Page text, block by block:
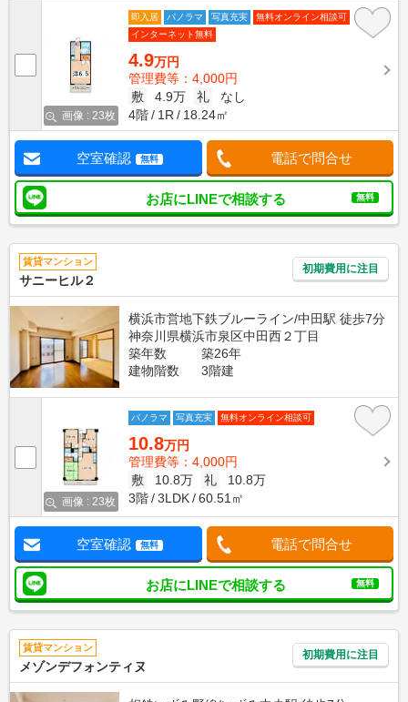
画像 : 23枚
即入居 パノラマ 写真充実
無料オンライン相談可
インターネット無料
4.9万円
管理費等：4,000円
敷
4.9万 礼
なし
4階
1R 18.24㎡
空室確認 無料 電話で問合せ
お店にLINEで相談する 無料
賃貸マンション
サニーヒル２
初期費用に注目
横浜市営地下鉄ブルーライン/中田駅 徒歩7分
神奈川県横浜市泉区中田西２丁目
築年数
築26年
建物階数
3階建
画像 : 23枚
パノラマ 写真充実 無料オンライン相談可
10.8万円
管理費等：4,000円
敷
10.8万 礼
10.8万
3階
3LDK 60.51㎡
空室確認 無料 電話で問合せ
お店にLINEで相談する 無料
賃貸マンション
メゾンデフォンティヌ
初期費用に注目